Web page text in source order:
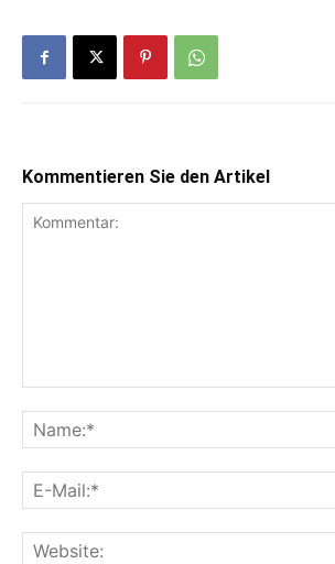
Kommentieren Sie den Artikel